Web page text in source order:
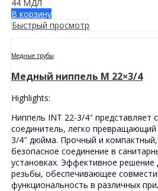
44 МДЛ
В корзину
Быстрый просмотр
Медные трубы
Медный ниппель M 22×3/4
Highlights:
Ниппель INT 22-3/4″ представляет
соединитель, легко
3/4″ дюйма. Прочный и
безопасное соединение в
установках. Эффективное решение
резьбы, обеспечивающее
функциональность в различных